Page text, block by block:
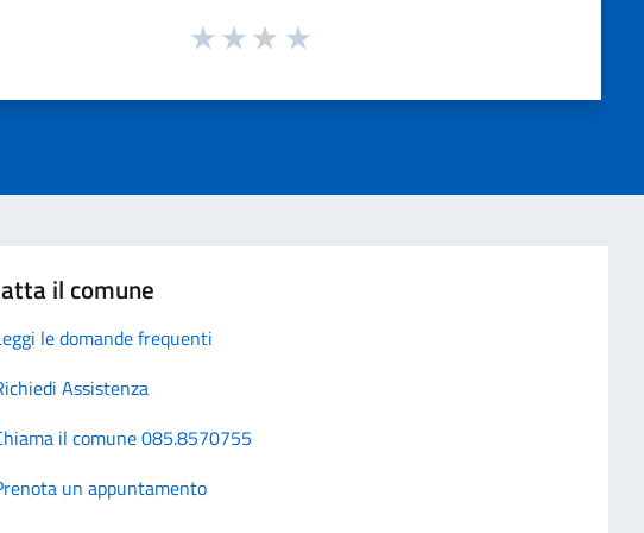
il comune
le domande frequenti
Assistenza
il comune 085.8570755
un appuntamento